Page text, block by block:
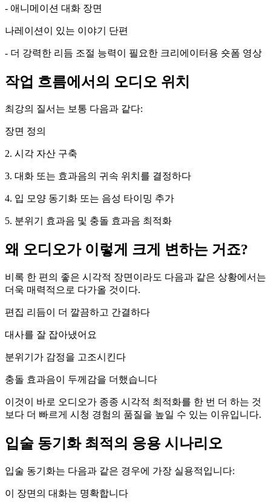
- 애니메이션 대화 장면
나레이션이 있는 이야기 단편
- 더 강력한 리듬 조절 능력이 필요한 크리에이터용 숏폼 영상
작업 흐름에서의 오디오 위치
최강의 질서는 보통 다음과 같다:
장면 정의
2. 시각 자산 구축
3. 대화 또는 효과음의 귀속 위치를 결정하다
4. 입 모양 동기화 또는 음성 타이밍 추가
5. 분위기 효과음 및 충돌 효과음 최적화
왜 오디오가 이렇게 크게 변하는 거죠?
비록 한 편의 좋은 시각적 장면이라도 다음과 같은 상황에서는
더욱 매력적으로 다가올 것이다.
편집 리듬이 더 깔끔하고 간결하다
대사를 잘 잡아냈어요
분위기가 감정을 고조시킨다
충돌 효과음이 두께감을 더했습니다
이것이 바로 오디오가 종종 시각적 최적화를 한 번 더 하는 것
보다 더 빠르게 시청 경험의 품질을 높일 수 있는 이유입니다.
입술 동기화 최적의 응용 시나리오
입술 동기화는 다음과 같은 경우에 가장 실용적입니다:
이 장면의 대화는 명확합니다